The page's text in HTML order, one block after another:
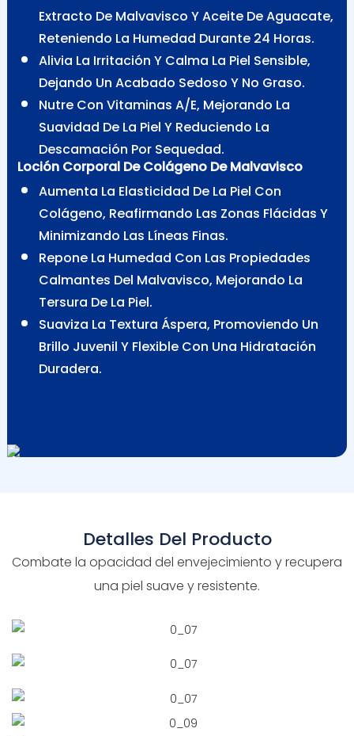
Extracto De Malvavisco Y Aceite De Aguacate,
Reteniendo La Humedad Durante 24 Horas.
Alivia La Irritación Y Calma La Piel Sensible,
Dejando Un Acabado Sedoso Y No Graso.
Nutre Con Vitaminas A/E, Mejorando La
Suavidad De La Piel Y Reduciendo La
Descamación Por Sequedad.
Loción Corporal De Colágeno De Malvavisco
Aumenta La Elasticidad De La Piel Con
Colágeno, Reafirmando Las Zonas Flácidas Y
Minimizando Las Líneas Finas.
Repone La Humedad Con Las Propiedades
Calmantes Del Malvavisco, Mejorando La
Tersura De La Piel.
Suaviza La Textura Áspera, Promoviendo Un
Brillo Juvenil Y Flexible Con Una Hidratación
Duradera.
Detalles Del Producto
Combate la opacidad del envejecimiento y recupera
una piel suave y resistente.